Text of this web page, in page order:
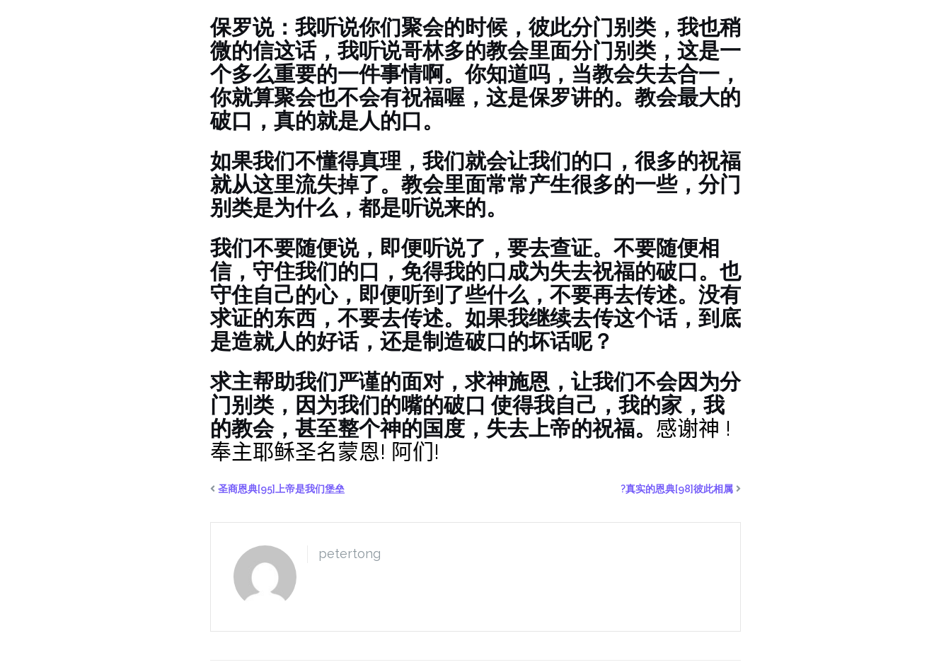
保罗说：我听说你们聚会的时候，彼此分门别类，我也稍
微的信这话，我听说哥林多的教会里面分门别类，这是一
个多么重要的一件事情啊。你知道吗，当教会失去合一，
你就算聚会也不会有祝福喔，这是保罗讲的。教会最大的
破口，真的就是人的口。
如果我们不懂得真理，我们就会让我们的口，很多的祝福
就从这里流失掉了。教会里面常常产生很多的一些，分门
别类是为什么，都是听说来的。
我们不要随便说，即便听说了，要去查证。不要随便相
信，守住我们的口，免得我的口成为失去祝福的破口。也
守住自己的心，即便听到了些什么，不要再去传述。没有
求证的东西，不要去传述。如果我继续去传这个话，到底
是造就人的好话，还是制造破口的坏话呢？
求主帮助我们严谨的面对，求神施恩，让我们不会因为分
门别类，因为我们的嘴的破口 使得我自己，我的家，我
的教会，甚至整个神的国度，失去上帝的祝福。 感谢神 !
奉主耶稣圣名蒙恩! 阿们!
圣商恩典[95]上帝是我们堡垒 ?真实的恩典[98]彼此相属
petertong